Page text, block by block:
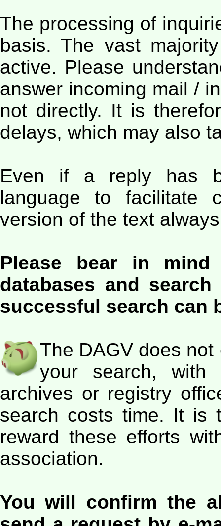
The processing of
basis. The vast
active. Please
answer incoming mail /
not directly. It is
delays, which may also
Even if a reply has
language to facilitate
version of the text
Please bear in
databases and
successful search can
The DAGV does
your search,
archives or registry
search costs time. It is
reward these efforts
association.
You will confirm the